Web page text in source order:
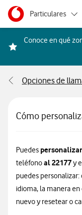
Ir a la pagina principal
Menu navegación
Particulares
Autónomos
Grandes empresas
Conoce en qué
Cómo
Puedes personalizar
teléfonoal 22177y
puedes
idioma, la manera
nuevo y resetear o